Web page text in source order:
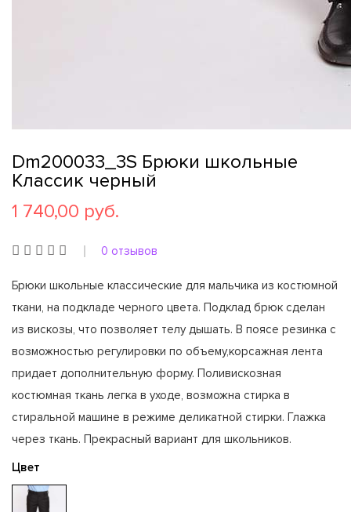
Dm200033_3S Брюки школьные
Классик черный
1 740,00 руб.
0 отзывов
Брюки школьные классические для мальчика из костюмной
ткани, на подкладе черного цвета. Подклад брюк сделан
из вискозы, что позволяет телу дышать. В поясе резинка с
возможностью регулировки по объему,корсажная лента
придает дополнительную форму. Поливискозная
костюмная ткань легка в уходе, возможна стирка в
стиральной машине в режиме деликатной стирки. Глажка
через ткань. Прекрасный вариант для школьников.
Цвет